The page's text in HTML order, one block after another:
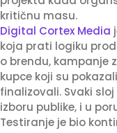
kritičnu masu.
Digital Cortex Media
koja prati logiku
o brendu, kampanje
kupce koji su
finalizovali. Svaki
izboru publike, i u
Testiranje je bio